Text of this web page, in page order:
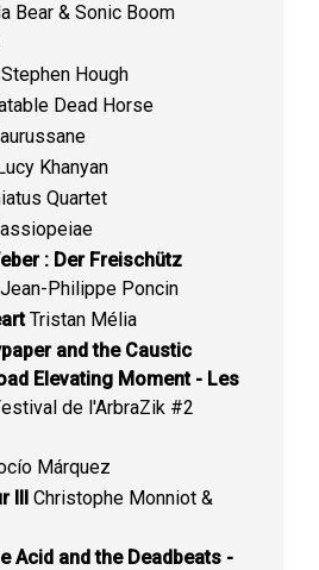
Bear & Sonic Boom
Stephen Hough
Dead Horse
Khanyan
Quartet
: Der Freischütz
Philippe Poncin
Tristan Mélia
and the Caustic
Elevating Moment - Les
de l'ArbraZik #2
Márquez
III Christophe Monniot &
Acid and the Deadbeats -